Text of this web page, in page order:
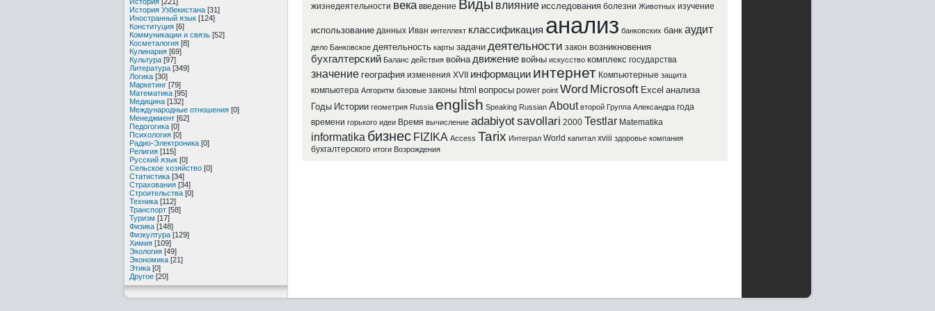
История Узбекистана [31]
Иностранный язык [124]
Конституция [6]
Коммуникации и связь [52]
Косметалогия [8]
Кулинария [69]
Культура [97]
Литература [349]
Логика [30]
Маркетинг [79]
Математика [95]
Медицина [132]
Международные отношения [0]
Менеджмент [62]
Педогогика [0]
Психология [0]
Радио-Электроника [0]
Религия [115]
Русский язык [0]
Сельское хозяйство [0]
Статистика [34]
Страхования [34]
Строительства [0]
Техника [112]
Транспорт [58]
Туризм [17]
Физика [148]
Физкултура [129]
Химия [109]
Экология [49]
Экономика [21]
Этика [0]
Другое [20]
жизнедеятельности века введение Виды влияние исследования болезни Животных изучение
использование данных Иван интеллект классификация анализ банковских банк аудит
дело Банковское деятельность карты задачи деятельности закон возникновения
бухгалтерский Баланс действия война движение войны искусство комплекс государства
значение география изменения XVII информации интернет Компьютерные защита
компьютера Алгоритм базовые законы html вопросы power point Word Microsoft Excel анализа
Годы Истории геометрия Russia english Speaking Russian About второй Группа Александра года
времени горького идеи Время вычисление adabiyotsavollari 2000 Testlar Matematika
informatika бизнес FIZIKA Access Tarix Интеграл World капитал xviii здоровье компания
бухгалтерского итоги Возрождения